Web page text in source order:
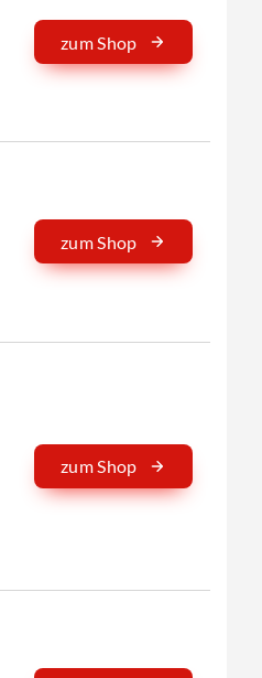
zum Shop
zum Shop
zum Shop